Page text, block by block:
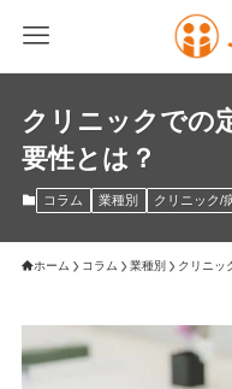
クリニックでの
要性とは？
コラム 業種別 クリニック/
ホーム コラム 業種別 クリニッ